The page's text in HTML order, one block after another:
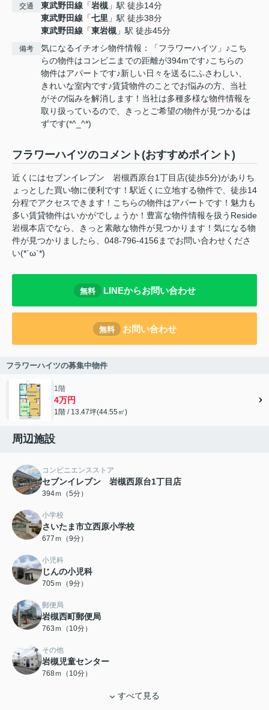
交通 東武野田線 「岩槻 」駅 徒歩14分
東武野田線 「七里 」駅 徒歩38分
東武野田線 「東岩槻 」駅 徒歩45分
備考
気になるイチオシ物件情報：「フラワーハイツ」♪こち
らの物件はコンビニまでの距離が394mです♪こちらの
物件はアパートです♪新しい日々を送るにふさわしい、
きれいな室内です♪賃貸物件のことでお悩みの方、当社
がその悩みを解消します！当社は多種多様な物件情報を
取り扱っているので、きっとご希望の物件が見つかるは
ずです(*^_^*)
フラワーハイツのコメント(おすすめポイント)
近くにはセブンイレブン 岩槻西原台1丁目店(徒歩5分)がありち
ょっとした買い物に便利です！駅近くに立地する物件で、徒歩14
分程でアクセスできます！こちらの物件はアパートです！魅力も
多い賃貸物件はいかがでしょうか！豊富な物件情報を扱うReside
岩槻本店でなら、きっと素敵な物件が見つかります！気になる物
件が見つかりましたら、048-796-4156までお問い合わせくださ
い(*´ω`*)
無料 LINEからお問い合わせ
無料 お問い合わせ
フラワーハイツの募集中物件
1階
4万円
1階 / 13.47坪(44.55㎡)
周辺施設
コンビニエンスストア
セブンイレブン 岩槻西原台1丁目店
394ｍ（5分）
小学校
さいたま市立西原小学校
677ｍ（9分）
小児科
じんの小児科
705ｍ（9分）
郵便局
岩槻西町郵便局
763ｍ（10分）
その他
岩槻児童センター
768ｍ（10分）
すべて見る